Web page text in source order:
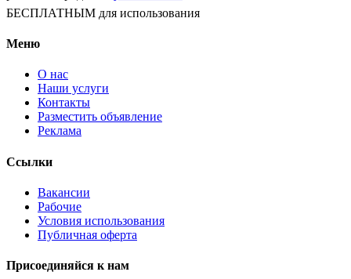
БЕСПЛАТНЫМ для использования
Меню
О нас
Наши услуги
Контакты
Разместить объявление
Реклама
Ссылки
Вакансии
Рабочие
Условия использования
Публичная оферта
Присоединяйся к нам